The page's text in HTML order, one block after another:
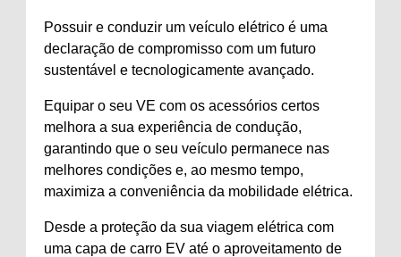
Possuir e conduzir um veículo elétrico é uma
declaração de compromisso com um futuro
sustentável e tecnologicamente avançado.
Equipar o seu VE com os acessórios certos
melhora a sua experiência de condução,
garantindo que o seu veículo permanece nas
melhores condições e, ao mesmo tempo,
maximiza a conveniência da mobilidade elétrica.
Desde a proteção da sua viagem elétrica com
uma capa de carro EV até o aproveitamento de